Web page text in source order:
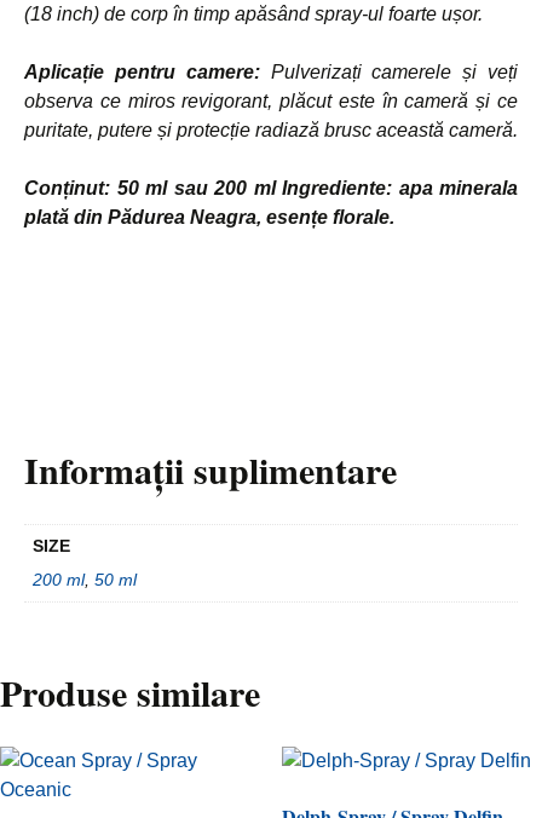
(18 inch) de corp în timp apăsând spray-ul foarte ușor.
Aplicație pentru camere: Pulverizați camerele și veți
observa ce miros revigorant, plăcut este în cameră și ce
puritate, putere și protecție radiază brusc această cameră.
Conținut: 50 ml sau 200 ml Ingrediente: apa minerala
plată din Pădurea Neagra, esențe florale.
Informații suplimentare
SIZE
200 ml, 50 ml
Produse similare